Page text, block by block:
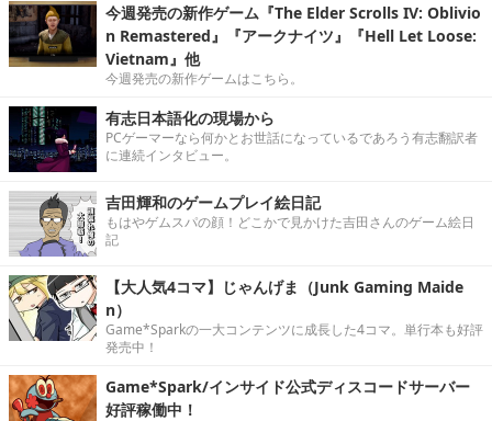
今週発売の新作ゲーム『The Elder Scrolls IV: Oblivio
n Remastered』『アークナイツ』『Hell Let Loose:
Vietnam』他
今週発売の新作ゲームはこちら。
有志日本語化の現場から
PCゲーマーなら何かとお世話になっているであろう有志翻訳者
に連続インタビュー。
吉田輝和のゲームプレイ絵日記
もはやゲムスパの顔！どこかで見かけた吉田さんのゲーム絵日
記
【大人気4コマ】じゃんげま（Junk Gaming Maide
n）
Game*Sparkの一大コンテンツに成長した4コマ。単行本も好評
発売中！
Game*Spark/インサイド公式ディスコードサーバー
好評稼働中！